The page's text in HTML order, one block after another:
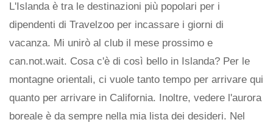
L'Islanda è tra le destinazioni più popolari per i
dipendenti di Travelzoo per incassare i giorni di
vacanza. Mi unirò al club il mese prossimo e
can.not.wait. Cosa c'è di così bello in Islanda? Per le
montagne orientali, ci vuole tanto tempo per arrivare qui
quanto per arrivare in California. Inoltre, vedere l'aurora
boreale è da sempre nella mia lista dei desideri. Nel